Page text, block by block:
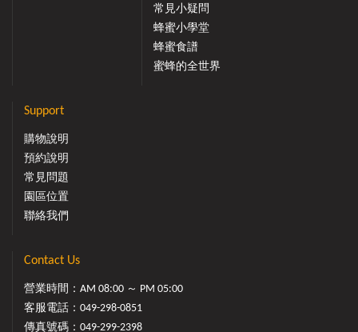
常見小疑問
蜂蜜小學堂
蜂蜜食譜
蜜蜂的全世界
Support
購物說明
預約說明
常見問題
園區位置
聯絡我們
Contact Us
營業時間：AM 08:00 ～ PM 05:00
客服電話： 049-298-0851
傳真號碼：049-299-2398